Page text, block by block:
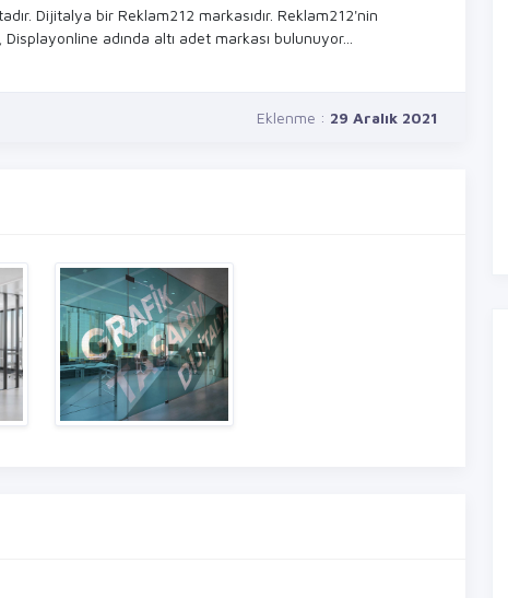
Dijitalya bir Reklam212 markasıdır. Reklam212'nin
adında altı adet markası bulunuyor...
Eklenme : 29 Aralık 2021